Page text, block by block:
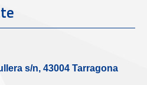
s/n, 43004 Tarragona